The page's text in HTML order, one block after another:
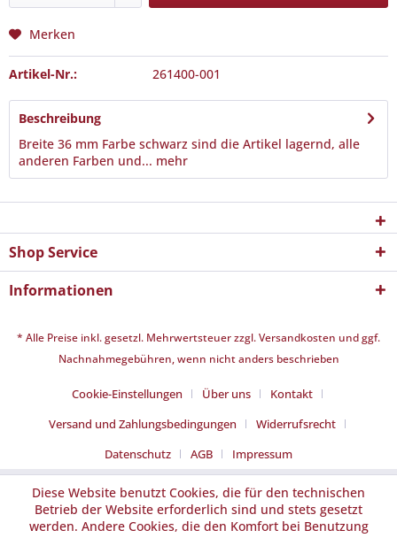
Merken
Artikel-Nr.: 261400-001
Beschreibung
Breite 36 mm Farbe schwarz sind die Artikel lagernd, alle
anderen Farben und... mehr
Shop Service
Informationen
* Alle Preise inkl. gesetzl. Mehrwertsteuer zzgl.Versandkosten und ggf.
Nachnahmegebühren, wenn nicht anders beschrieben
Cookie-Einstellungen Über uns
Kontakt
Versand und Zahlungsbedingungen
Widerrufsrecht
Datenschutz
AGB Impressum
Diese Website benutzt Cookies, die für den technischen
Betrieb der Website erforderlich sind und stets gesetzt
werden. Andere Cookies, die den Komfort bei Benutzung